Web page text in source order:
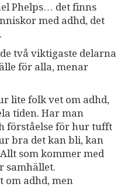
Phelps… det finns
med adhd, det
två viktigaste delarna
för alla, menar
lite folk vet om adhd,
tiden. Har man
förståelse för hur tufft
bra det kan bli, kan
som kommer med
samhället.
om adhd, men